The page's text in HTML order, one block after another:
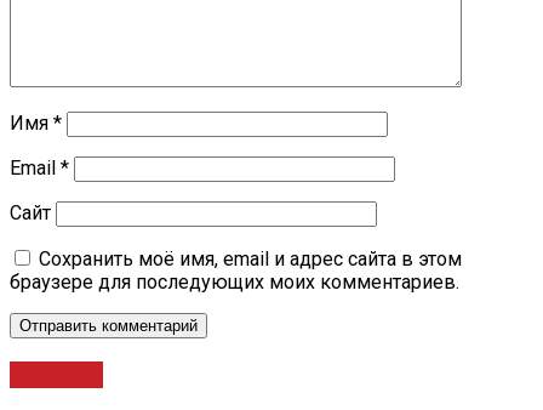
Имя *
Email *
Сайт
Сохранить моё имя, email и адрес сайта в этом
браузере для последующих моих комментариев.